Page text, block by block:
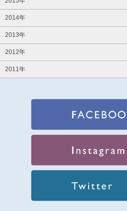
2014年
2013年
2012年
2011年